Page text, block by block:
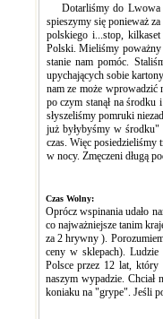
Dotarliśmy do Lwowa
spieszymy się ponieważ
polskiego i...stop,
Polski. Mieliśmy
stanie nam pomóc.
upychających sobie
nam ze może
po czym stanął na
słyszeliśmy pomruki
już byłybyśmy w środku"
czas. Więc
w nocy. Zmęczeni długą
Czas Wolny:
Oprócz wspinania udało
co najważniejsze tanim
za 2 hrywny ).
ceny w sklepach).
Polsce przez 12 lat, który
naszym wypadzie. Chciał
koniaku na "grype". Jeśli